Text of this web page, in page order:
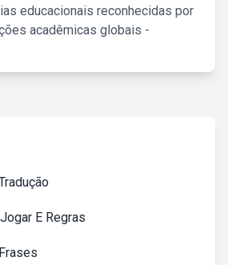
educacionais reconhecidas por
acadêmicas globais -
E Regras